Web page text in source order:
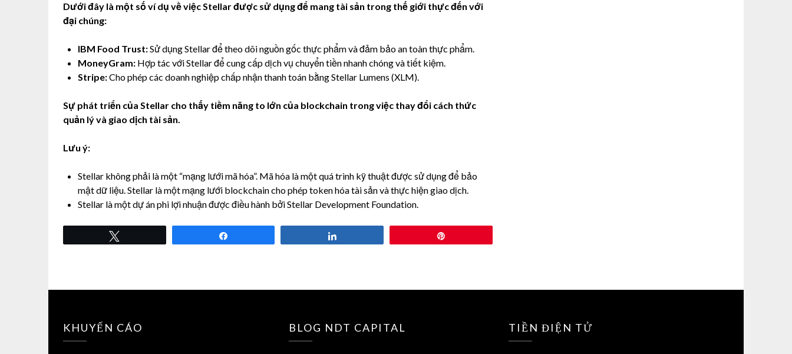
Dưới đây là một số ví dụ về việc Stellar được sử dụng để mang tài sản trong thế giới thực đến với
đại chúng:
IBM Food Trust:Sử dụng Stellar để theo dõi nguồn gốc thực phẩm và đảm bảo an toàn thực phẩm.
MoneyGram: Hợp tác với Stellar để cung cấp dịch vụ chuyển tiền nhanh chóng và tiết kiệm.
Stripe:Cho phép các doanh nghiệp chấp nhận thanh toán bằng Stellar Lumens (XLM).
Sự phát triển của Stellar cho thấy tiềm năng to lớn của blockchain trong việc thay đổi cách thức
quản lý và giao dịch tài sản.
Lưu ý:
Stellar không phải là một “mạng lưới mã hóa”. Mã hóa là một quá trình kỹ thuật được sử dụng để bảo
mật dữ liệu. Stellar là một mạng lưới blockchain cho phép token hóa tài sản và thực hiện giao dịch.
Stellar là một dự án phi lợi nhuận được điều hành bởi Stellar Development Foundation.
KHUYẾN CÁO BLOG NDT CAPITAL TIỀN ĐIỆN TỬ